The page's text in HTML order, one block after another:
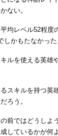
ない。
均レベル52程度
かもたなかった
ルを使える英雄
スキルを持つ英
ろう。
前ではどうしよ
しているかが何